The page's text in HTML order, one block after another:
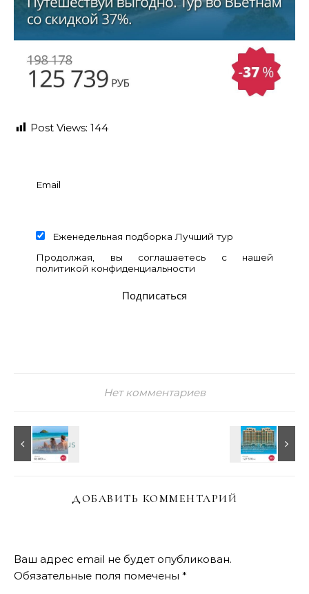
Post Views: 144
Email
Еженедельная подборка Лучший тур
Продолжая, вы соглашаетесь с нашей
политикой конфиденциальности
Нет комментариев
ДОБАВИТЬ КОММЕНТАРИЙ
Ваш адрес email не будет опубликован.
Обязательные поля помечены *